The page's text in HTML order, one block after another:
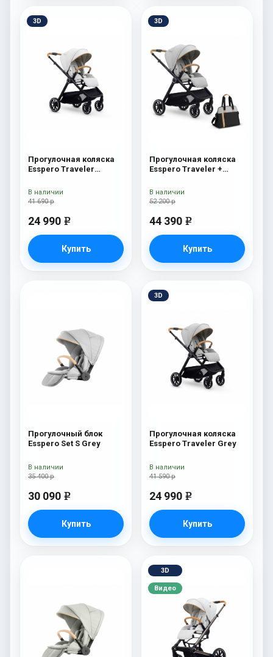
3D
Прогулочная коляска
Esspero Traveler
41 690 р
24 990 e
Купить
В наличии
3D
Прогулочная коляска
Esspero Traveler +
52 200 р
44 390 e
Купить
В наличии
Прогулочный блок
Esspero Set S Grey
35 400 р
30 090 e
Купить
В наличии
3D
Прогулочная коляска
Esspero Traveler Grey
41 590 р
24 990 e
Купить
В наличии
3D
Видео